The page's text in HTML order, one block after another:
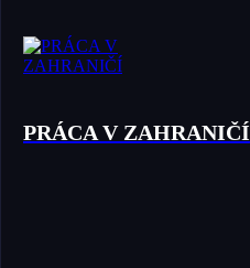
PRÁCA V ZAHRANIČÍ